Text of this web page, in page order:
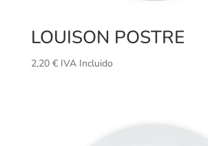
LOUISON POSTRE
2,20 € IVA Incluido